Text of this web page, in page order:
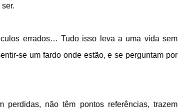
errados… Tudo isso leva a uma vida sem
se um fardo onde estão, e se perguntam por
não têm pontos referências, trazem